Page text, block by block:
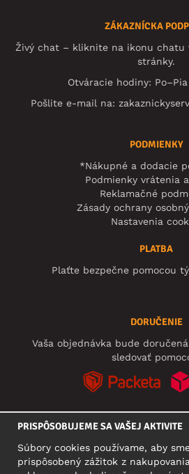
ZÁKAZNÍCKA
Živý chat – kliknite na ikonu chatu
stránky.
Otváracie hodiny:
Pošlite e-mail na:
PODMIENKY
*Nákupné a dodacie
Podmienky vrátenia
Reklamačné
Zásady ochrany
Nastavenia
PLATBA
Plaťte bezpečne pomocou
DORUČENIE
Vaša objednávka bude
sledovať
PRISPÔSOBUJEME SA VAŠEJ AKTIVITE
Súbory cookies používame, aby
prispôsobený zážitok z